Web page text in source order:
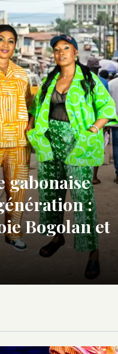
gabonaise
:
Bogolan et